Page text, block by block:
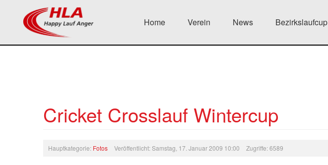
Home Verein News Bezirkslaufcup
Cricket Crosslauf Wintercup
Hauptkategorie: Fotos Veröffentlicht: Samstag, 17. Januar 2009 10:00 Zugriffe: 6589